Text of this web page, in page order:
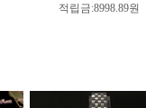
적립금:8998.89원